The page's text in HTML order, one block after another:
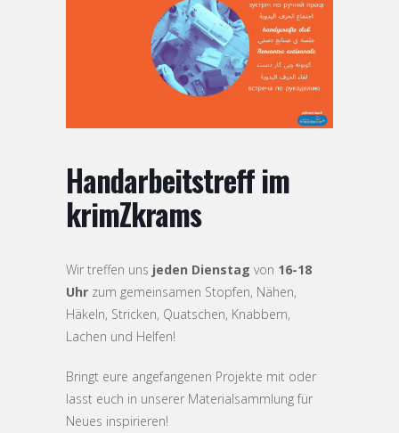
Handarbeitstreff im
krimZkrams
Wir treffen uns jeden Dienstag von 16-18
Uhr zum gemeinsamen Stopfen, Nähen,
Häkeln, Stricken, Quatschen, Knabbern,
Lachen und Helfen!
Bringt eure angefangenen Projekte mit oder
lasst euch in unserer Materialsammlung für
Neues inspirieren!